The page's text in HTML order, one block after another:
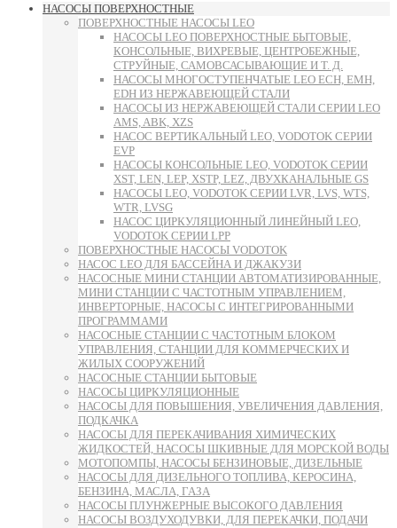
НАСОСЫ ПОВЕРХНОСТНЫЕ
ПОВЕРХНОСТНЫЕ НАСОСЫ LEO
НАСОСЫ LEO ПОВЕРХНОСТНЫЕ БЫТОВЫЕ,
КОНСОЛЬНЫЕ, ВИХРЕВЫЕ, ЦЕНТРОБЕЖНЫЕ,
СТРУЙНЫЕ, САМОВСАСЫВАЮЩИЕ И Т. Д.
НАСОСЫ МНОГОСТУПЕНЧАТЫЕ LEO ECH, EMH,
EDH ИЗ НЕРЖАВЕЮЩЕЙ СТАЛИ
НАСОСЫ ИЗ НЕРЖАВЕЮЩЕЙ СТАЛИ СЕРИИ LEO
AMS, ABK, XZS
НАСОС ВЕРТИКАЛЬНЫЙ LEO, VODOTOK СЕРИИ
EVP
НАСОСЫ КОНСОЛЬНЫЕ LEO, VODOTOK СЕРИИ
XST, LEN, LEP, XSTP, LEZ, ДВУХКАНАЛЬНЫЕ GS
НАСОСЫ LEO, VODOTOK СЕРИИ LVR, LVS, WTS,
WTR, LVSG
НАСОС ЦИРКУЛЯЦИОННЫЙ ЛИНЕЙНЫЙ LEO,
VODOTOK СЕРИИ LPP
ПОВЕРХНОСТНЫЕ НАСОСЫ VODOTOK
НАСОС LEO ДЛЯ БАССЕЙНА И ДЖАКУЗИ
НАСОСНЫЕ МИНИ СТАНЦИИ АВТОМАТИЗИРОВАННЫЕ,
МИНИ СТАНЦИИ С ЧАСТОТНЫМ УПРАВЛЕНИЕМ,
ИНВЕРТОРНЫЕ, НАСОСЫ С ИНТЕГРИРОВАННЫМИ
ПРОГРАММАМИ
НАСОСНЫЕ СТАНЦИИ С ЧАСТОТНЫМ БЛОКОМ
УПРАВЛЕНИЯ, СТАНЦИИ ДЛЯ КОММЕРЧЕСКИХ И
ЖИЛЫХ СООРУЖЕНИЙ
НАСОСНЫЕ СТАНЦИИ БЫТОВЫЕ
НАСОСЫ ЦИРКУЛЯЦИОННЫЕ
НАСОСЫ ДЛЯ ПОВЫШЕНИЯ, УВЕЛИЧЕНИЯ ДАВЛЕНИЯ,
ПОДКАЧКА
НАСОСЫ ДЛЯ ПЕРЕКАЧИВАНИЯ ХИМИЧЕСКИХ
ЖИДКОСТЕЙ, НАСОСЫ ШКИВНЫЕ ДЛЯ МОРСКОЙ ВОДЫ
МОТОПОМПЫ, НАСОСЫ БЕНЗИНОВЫЕ, ДИЗЕЛЬНЫЕ
НАСОСЫ ДЛЯ ДИЗЕЛЬНОГО ТОПЛИВА, КЕРОСИНА,
БЕНЗИНА, МАСЛА, ГАЗА
НАСОСЫ ПЛУНЖЕРНЫЕ ВЫСОКОГО ДАВЛЕНИЯ
НАСОСЫ ВОЗДУХОДУВКИ, ДЛЯ ПЕРЕКАЧКИ, ПОДАЧИ